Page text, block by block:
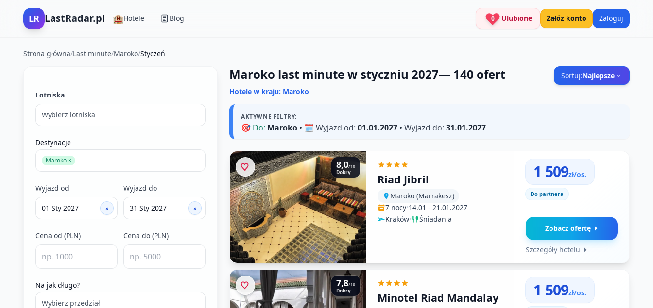
LR LastRadar.pl 🏨Hotele Blog 0 Ulubione Załóż konto Zaloguj
Strona główna/Last minute/Maroko/Styczeń
Lotniska
Wybierz lotniska
Destynacje
Maroko ×
Wyjazd od
×
Wyjazd do
×
Cena od (PLN) Cena do (PLN)
Na jak długo?
Wybierz przedział
Maroko last minute w styczniu 2027— 140 ofert Sortuj:Najlepsze
Hotele w kraju: Maroko
AKTYWNE FILTRY:
🎯 Do: Maroko • 🗓️ Wyjazd od: 01.01.2027 • Wyjazd do: 31.01.2027
8,0/10
Dobry Riad Jibril
Maroko (Marrakesz)
7 nocy•14.01 - 21.01.2027
Kraków• Śniadania
1 509zł/os.
Do partnera
Zobacz ofertę
Szczegóły hotelu
7,8/10
Dobry Minotel Riad Mandalay 1 509zł/os.